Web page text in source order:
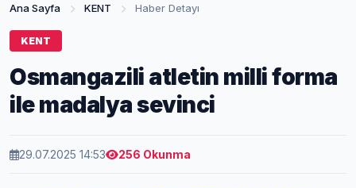
Ana Sayfa KENT Haber Detayı
KENT
Osmangazili atletin milli forma
ile madalya sevinci
29.07.2025 14:53 256 Okunma